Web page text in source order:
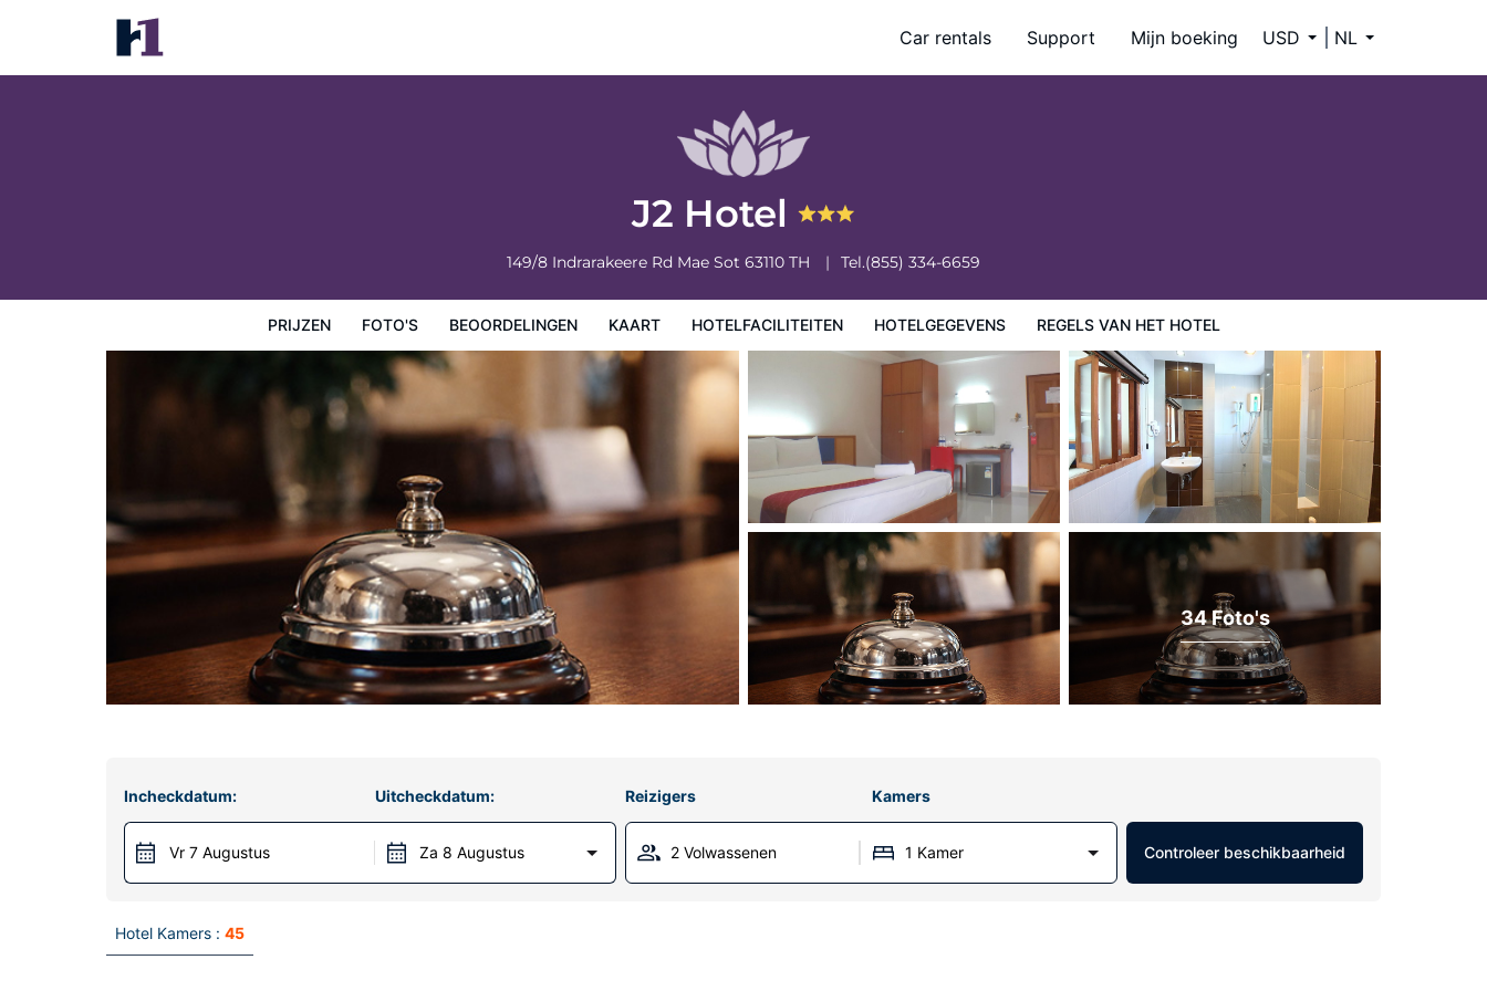
Car rentals Support Mijn boeking USD NL
J2 Hotel
149/8 Indrarakeere Rd Mae Sot 63110 TH Tel.(855) 334-6659
PRIJZEN FOTO'S BEOORDELINGEN KAART HOTELFACILITEITEN HOTELGEGEVENS REGELS VAN HET HOTEL
J2 Hotel
Prijzen
34 Foto's
Incheckdatum:
Vr 7 Augustus
Uitcheckdatum:
Za 8 Augustus
Reizigers Kamers
2 Volwassenen 1 Kamer Controleer beschikbaarheid
Hotel Kamers : 45